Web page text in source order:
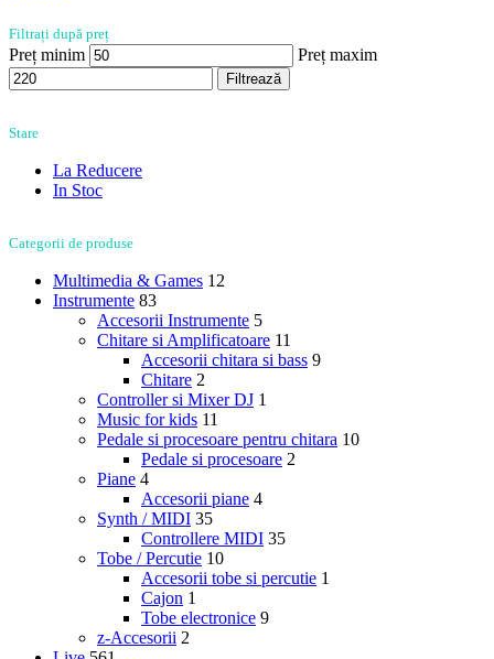
Filtrați după preț
Preț minim Preț maxim
Filtrează
Stare
La Reducere
In Stoc
Categorii de produse
Multimedia & Games 12
Instrumente 83
Accesorii Instrumente 5
Chitare si Amplificatoare 11
Accesorii chitara si bass 9
Chitare 2
Controller si Mixer DJ 1
Music for kids 11
Pedale si procesoare pentru chitara 10
Pedale si procesoare 2
Piane 4
Accesorii piane 4
Synth / MIDI 35
Controllere MIDI 35
Tobe / Percutie 10
Accesorii tobe si percutie 1
Cajon 1
Tobe electronice 9
z-Accesorii 2